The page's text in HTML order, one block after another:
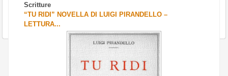
Scritture
“TU RIDI” NOVELLA DI LUIGI PIRANDELLO –
LETTURA...